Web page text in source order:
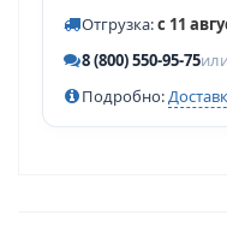
Отгрузка:с 11
8 (800) 550-95-75
Подробно: